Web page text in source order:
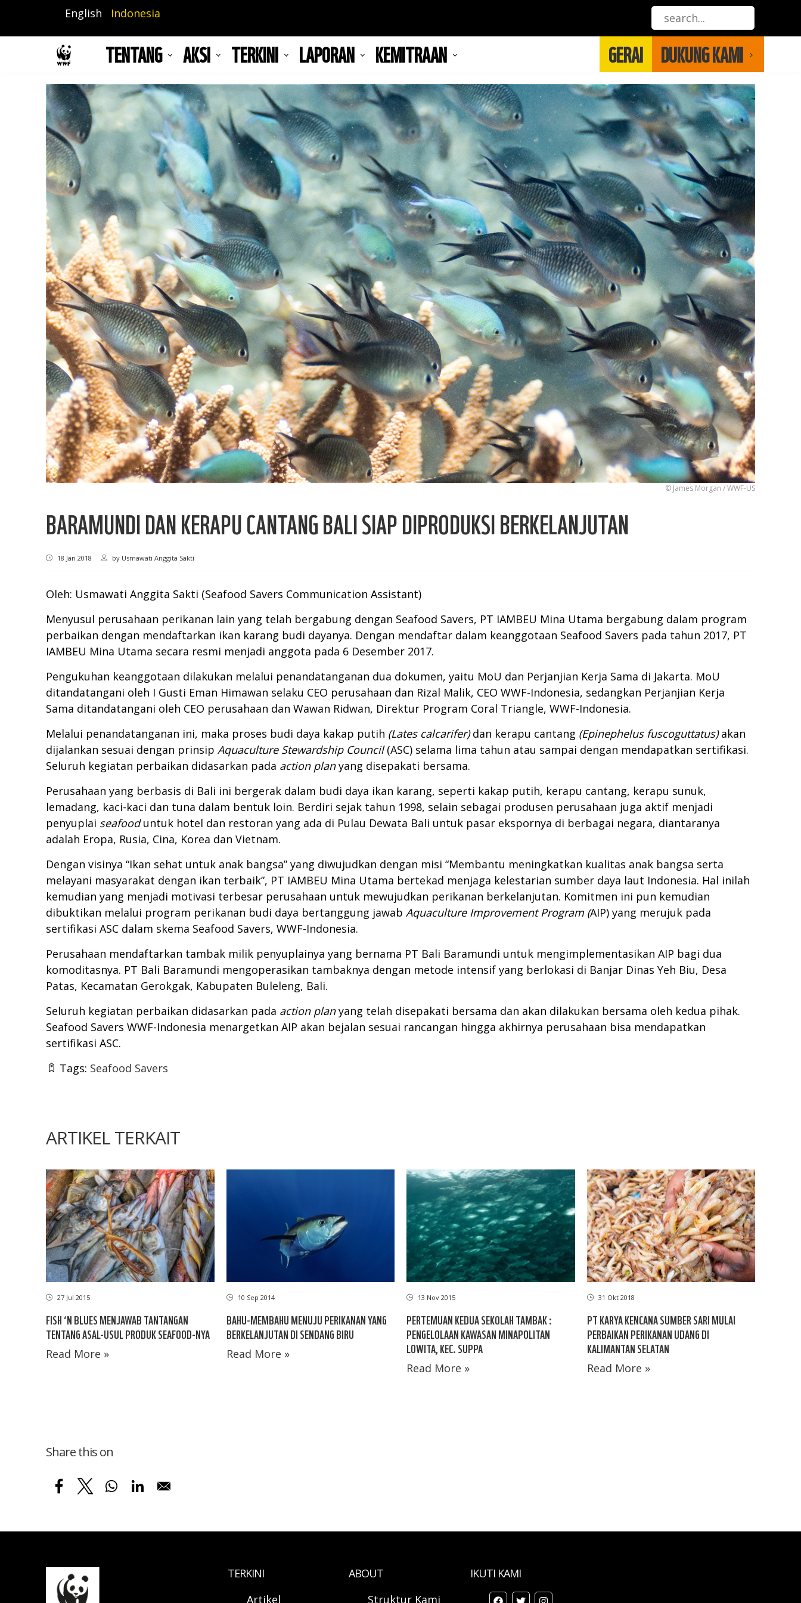
isi
English Indonesia
TENTANG AKSI TERKINI LAPORAN KEMITRAAN GERAI DUKUNG KAMI
© James Morgan / WWF-US
BARAMUNDI DAN KERAPU CANTANG BALI SIAP DIPRODUKSI BERKELANJUTAN
18 Jan 2018 by Usmawati Anggita Sakti
Oleh: Usmawati Anggita Sakti (Seafood Savers Communication Assistant)
Menyusul perusahaan perikanan lain yang telah bergabung dengan Seafood Savers, PT IAMBEU Mina Utama bergabung dalam program
perbaikan dengan mendaftarkan ikan karang budi dayanya. Dengan mendaftar dalam keanggotaan Seafood Savers pada tahun 2017, PT
IAMBEU Mina Utama secara resmi menjadi anggota pada 6 Desember 2017.
Pengukuhan keanggotaan dilakukan melalui penandatanganan dua dokumen, yaitu MoU dan Perjanjian Kerja Sama di Jakarta. MoU
ditandatangani oleh I Gusti Eman Himawan selaku CEO perusahaan dan Rizal Malik, CEO WWF-Indonesia, sedangkan Perjanjian Kerja
Sama ditandatangani oleh CEO perusahaan dan Wawan Ridwan, Direktur Program Coral Triangle, WWF-Indonesia.
Melalui penandatanganan ini, maka proses budi daya kakap putih (Lates calcarifer)dan kerapu cantang (Epinephelus fuscoguttatus)akan
dijalankan sesuai dengan prinsip Aquaculture Stewardship Council(ASC) selama lima tahun atau sampai dengan mendapatkan sertifikasi.
Seluruh kegiatan perbaikan didasarkan pada action planyang disepakati bersama.
Perusahaan yang berbasis di Bali ini bergerak dalam budi daya ikan karang, seperti kakap putih, kerapu cantang, kerapu sunuk,
lemadang, kaci-kaci dan tuna dalam bentuk loin. Berdiri sejak tahun 1998, selain sebagai produsen perusahaan juga aktif menjadi
penyuplai seafooduntuk hotel dan restoran yang ada di Pulau Dewata Bali untuk pasar ekspornya di berbagai negara, diantaranya
adalah Eropa, Rusia, Cina, Korea dan Vietnam.
Dengan visinya “Ikan sehat untuk anak bangsa” yang diwujudkan dengan misi “Membantu meningkatkan kualitas anak bangsa serta
melayani masyarakat dengan ikan terbaik”, PT IAMBEU Mina Utama bertekad menjaga kelestarian sumber daya laut Indonesia. Hal inilah
kemudian yang menjadi motivasi terbesar perusahaan untuk mewujudkan perikanan berkelanjutan. Komitmen ini pun kemudian
dibuktikan melalui program perikanan budi daya bertanggung jawab Aquaculture Improvement Program (AIP) yang merujuk pada
sertifikasi ASC dalam skema Seafood Savers, WWF-Indonesia.
Perusahaan mendaftarkan tambak milik penyuplainya yang bernama PT Bali Baramundi untuk mengimplementasikan AIP bagi dua
komoditasnya. PT Bali Baramundi mengoperasikan tambaknya dengan metode intensif yang berlokasi di Banjar Dinas Yeh Biu, Desa
Patas, Kecamatan Gerokgak, Kabupaten Buleleng, Bali.
Seluruh kegiatan perbaikan didasarkan pada action planyang telah disepakati bersama dan akan dilakukan bersama oleh kedua pihak.
Seafood Savers WWF-Indonesia menargetkan AIP akan bejalan sesuai rancangan hingga akhirnya perusahaan bisa mendapatkan
sertifikasi ASC.
Tags: Seafood Savers
ARTIKEL TERKAIT
27 Jul 2015
FISH ‘N BLUES MENJAWAB TANTANGAN
TENTANG ASAL-USUL PRODUK SEAFOOD-NYA
Read More »
10 Sep 2014
BAHU-MEMBAHU MENUJU PERIKANAN YANG
BERKELANJUTAN DI SENDANG BIRU
Read More »
13 Nov 2015
PERTEMUAN KEDUA SEKOLAH TAMBAK :
PENGELOLAAN KAWASAN MINAPOLITAN
LOWITA, KEC. SUPPA
Read More »
31 Okt 2018
PT KARYA KENCANA SUMBER SARI MULAI
PERBAIKAN PERIKANAN UDANG DI
KALIMANTAN SELATAN
Read More »
Share this on
TERKINI
Artikel
ABOUT
Struktur Kami
IKUTI KAMI